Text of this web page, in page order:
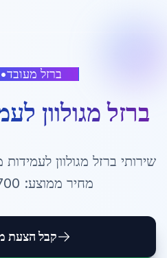
ברזל מעובד•
ברזל מגולוון
שירותי ברזל מגולוון לעמידות
מחיר ממוצע:
קבל הצעת